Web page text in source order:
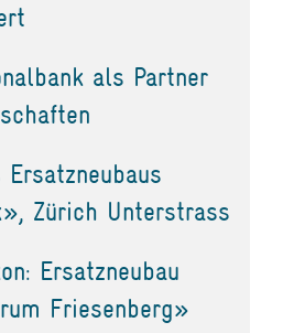
als Partner
Zürich Unterstrass
Ersatzneubau
Friesenberg»